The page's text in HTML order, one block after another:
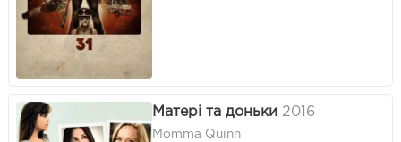
Матері та доньки 2016
Momma Quinn